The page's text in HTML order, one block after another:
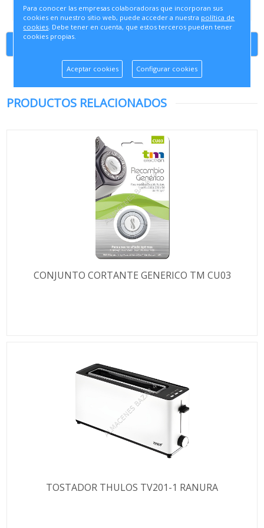
PRODUCTOS RELACIONADOS
CONJUNTO CORTANTE GENERICO TM CU03
TOSTADOR THULOS TV201-1 RANURA
Para conocer las empresas colaboradoras que incorporan sus
cookies en nuestro sitio web, puede acceder a nuestra política de
cookies. Debe tener en cuenta, que estos terceros pueden tener
cookies propias.
Aceptar cookies Configurar cookies